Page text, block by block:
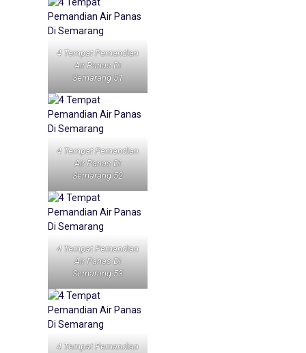
4 Tempat Pemandian
Air Panas Di
Semarang 51
4 Tempat Pemandian
Air Panas Di
Semarang 52
4 Tempat Pemandian
Air Panas Di
Semarang 53
4 Tempat Pemandian